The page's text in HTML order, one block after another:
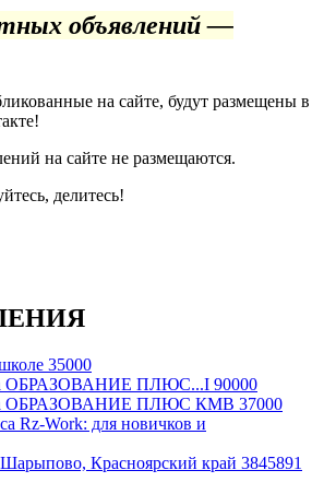
объявлений —
на сайте, будут размещены в
на сайте не размещаются.
делитесь!
35000
ОБРАЗОВАНИЕ ПЛЮС...I 90000
ОБРАЗОВАНИЕ ПЛЮС КМВ 37000
Rz-Work: для новичков и
Красноярский край 3845891